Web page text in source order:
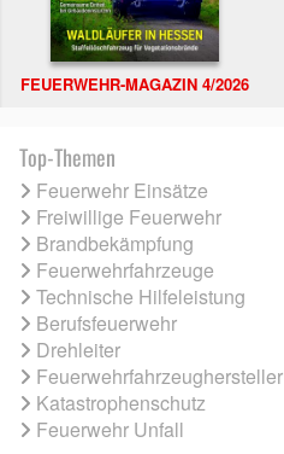
FEUERWEHR-MAGAZIN 4/2026
Top-Themen
Feuerwehr Einsätze
Freiwillige Feuerwehr
Brandbekämpfung
Feuerwehrfahrzeuge
Technische Hilfeleistung
Berufsfeuerwehr
Drehleiter
Feuerwehrfahrzeughersteller
Katastrophenschutz
Feuerwehr Unfall